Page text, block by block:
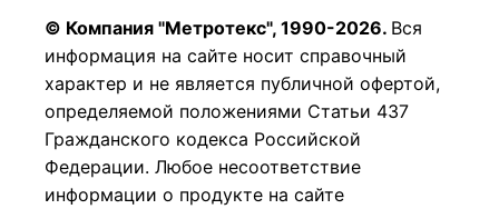
© Компания "Метротекс", 1990-2026. Вся
информация на сайте носит справочный
характер и не является публичной офертой,
определяемой положениями Статьи 437
Гражданского кодекса Российской
Федерации. Любое несоответствие
информации о продукте на сайте